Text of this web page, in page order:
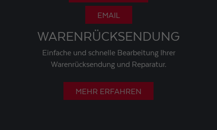
EMAIL
WARENRÜCKSENDUNG
Einfache und schnelle Bearbeitung Ihrer
Warenrücksendung und Reparatur.
MEHR ERFAHREN